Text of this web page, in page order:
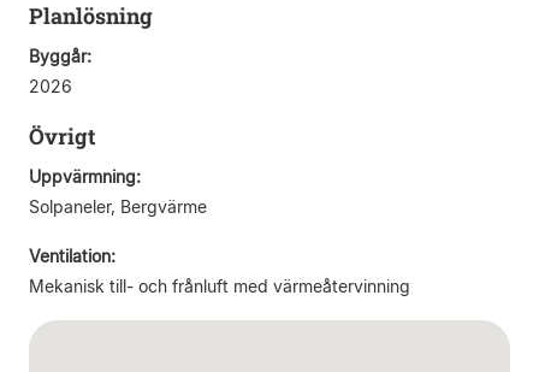
Planlösning
Byggår:
2026
Övrigt
Uppvärmning:
Solpaneler, Bergvärme
Ventilation:
Mekanisk till- och frånluft med värmeåtervinning